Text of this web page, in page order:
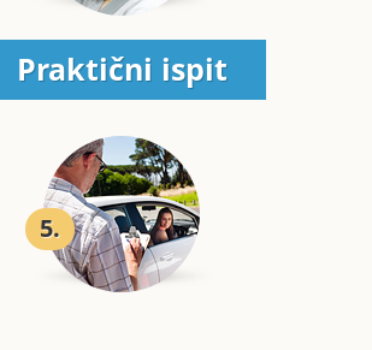
Praktični ispit
5.